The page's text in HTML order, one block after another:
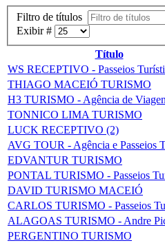
Filtro de títulos
Exibir #
Título
WS RECEPTIVO - Passeios
THIAGO MACEIÓ TURISMO
H3 TURISMO - Agência de
TONNICO LIMA TURISMO
LUCK RECEPTIVO (2)
AVG TOUR - Agência e Passeios
EDVANTUR TURISMO
PONTAL TURISMO - Passeios
DAVID TURISMO MACEIÓ
CARLOS TURISMO - Passeios
ALAGOAS TURISMO - Andre
PERGENTINO TURISMO